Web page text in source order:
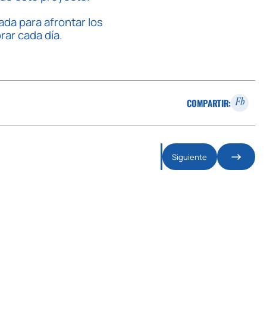
para afrontar los
cada día.
COMPARTIR: Fb
Siguiente